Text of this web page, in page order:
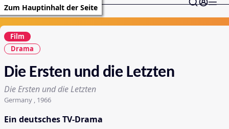
Zum Hauptinhalt der Seite
Film
Drama
Die Ersten und die Letzten
Die Ersten und die Letzten
Germany , 1966
Ein deutsches TV-Drama